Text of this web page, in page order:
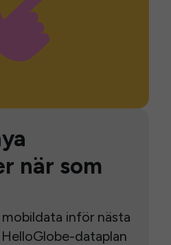
när som
inför nästa
dataplan